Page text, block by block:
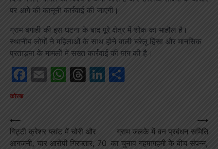
पर आगे की कानूनी कार्रवाई की जाएगी।
ग्राम बगाही की इस घटना के बाद पूरे क्षेत्र में शोक का माहौल है।
स्थानीय लोगों ने महिलाओं के साथ होने वाली घरेलू हिंसा और मानसिक
प्रताड़ना के मामलों में सख्त कार्रवाई की मांग की है।
Facebook
EmailWhatsApp
Threads
LinkedIn
कोरबा
Post
navigation
⟵
गिट्टी क्रेशर प्लांट में चोरी और
आगजनी, चार आरोपी गिरफ्तार, 70
ग्राम जलके में वन प्रबंधन समिति
का चुनाव गहमागहमी के बीच संपन्न,
⟶